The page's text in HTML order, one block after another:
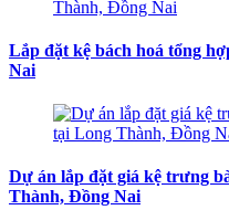
Lắp đặt kệ bách hoá tổng
Nai
Dự án lắp đặt giá kệ trưng
Thành, Đồng Nai